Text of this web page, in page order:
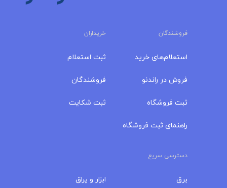
فروشندگان خریداران
استعلام‌های خرید
فروش در راندنو
ثبت فروشگاه
راهنمای ثبت فروشگاه
ثبت استعلام
فروشندگان
ثبت شکایت
دسترسی سریع
برق ابزار و یراق